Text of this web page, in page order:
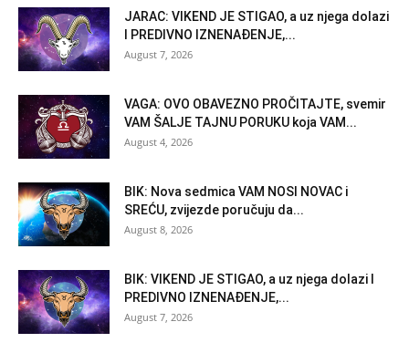
JARAC: VIKEND JE STIGAO, a uz njega dolazi
I PREDIVNO IZNENAĐENJE,...
August 7, 2026
VAGA: OVO OBAVEZNO PROČITAJTE, svemir
VAM ŠALJE TAJNU PORUKU koja VAM...
August 4, 2026
BIK: Nova sedmica VAM NOSI NOVAC i
SREĆU, zvijezde poručuju da...
August 8, 2026
BIK: VIKEND JE STIGAO, a uz njega dolazi I
PREDIVNO IZNENAĐENJE,...
August 7, 2026